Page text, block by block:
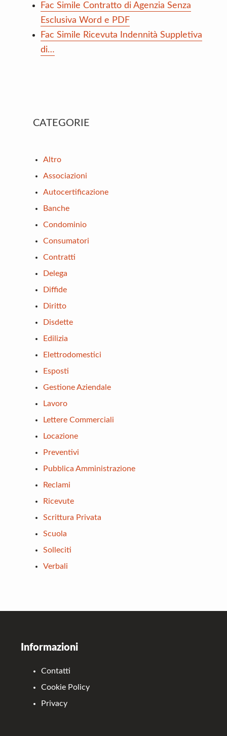
Fac Simile Contratto di Agenzia Senza
Esclusiva Word e PDF
Fac Simile Ricevuta Indennità Suppletiva
di…
Primary
CATEGORIE
Altro
Associazioni
Autocertificazione
Banche
Condominio
Consumatori
Contratti
Delega
Diffide
Diritto
Disdette
Edilizia
Elettrodomestici
Esposti
Gestione Aziendale
Lavoro
Lettere Commerciali
Locazione
Preventivi
Pubblica Amministrazione
Reclami
Ricevute
Scrittura Privata
Scuola
Solleciti
Verbali
Informazioni
Contatti
Cookie Policy
Privacy